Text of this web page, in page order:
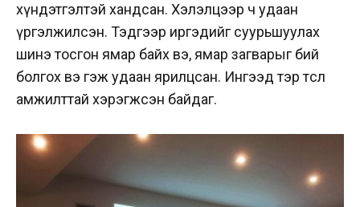
хүндэтгэлтэй хандсан. Хэлэлцээр ч удаан
үргэлжилсэн. Тэдгээр иргэдийг суурьшуулах
шинэ тосгон ямар байх вэ, ямар загварыг бий
болгох вэ гэж удаан ярилцсан. Ингээд тэр төсөл
амжилттай хэрэгжсэн байдаг.